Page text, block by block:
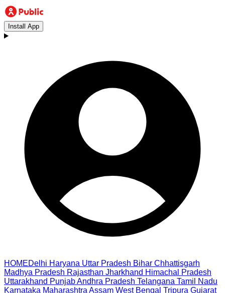
Install App
HOMEDelhi Haryana Uttar Pradesh Bihar Chhattisgarh
Madhya Pradesh Rajasthan Jharkhand Himachal Pradesh
Uttarakhand PunjabAndhra Pradesh Telangana Tamil Nadu
Karnataka Maharashtra Assam West Bengal Tripura Gujarat